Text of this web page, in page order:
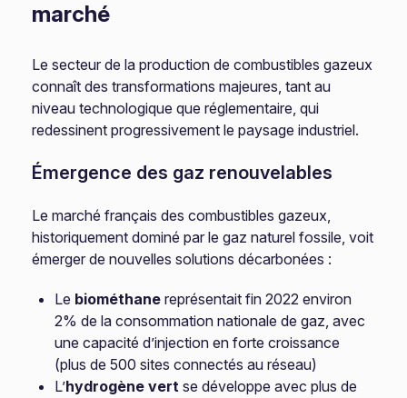
marché
Le secteur de la production de combustibles gazeux
connaît des transformations majeures, tant au
niveau technologique que réglementaire, qui
redessinent progressivement le paysage industriel.
Émergence des gaz renouvelables
Le marché français des combustibles gazeux,
historiquement dominé par le gaz naturel fossile, voit
émerger de nouvelles solutions décarbonées :
Le biométhane représentait fin 2022 environ
2% de la consommation nationale de gaz, avec
une capacité d’injection en forte croissance
(plus de 500 sites connectés au réseau)
L’hydrogène vert se développe avec plus de